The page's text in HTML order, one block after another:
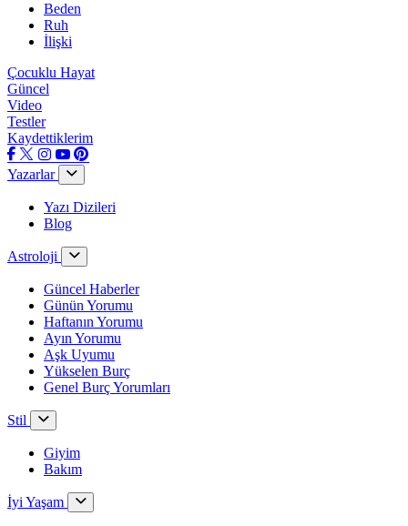
Beden
Ruh
İlişki
Çocuklu Hayat
Güncel
Video
Testler
Kaydettiklerim
Yazarlar
Yazı Dizileri
Blog
Astroloji
Güncel Haberler
Günün Yorumu
Haftanın Yorumu
Ayın Yorumu
Aşk Uyumu
Yükselen Burç
Genel Burç Yorumları
Stil
Giyim
Bakım
İyi Yaşam